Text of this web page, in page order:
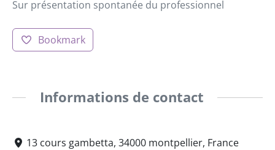
Sur présentation spontanée du professionnel
Bookmark
Informations de contact
13 cours gambetta, 34000 montpellier, France